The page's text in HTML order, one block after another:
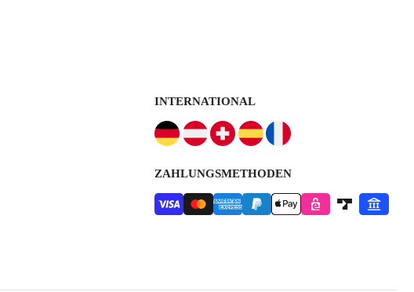
INTERNATIONAL
ZAHLUNGSMETHODEN